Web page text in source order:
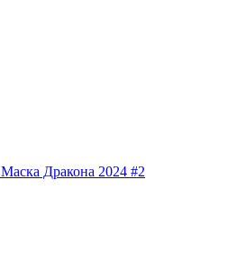
Маска Дракона 2024 #2